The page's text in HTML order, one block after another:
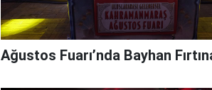
Ağustos Fuarı’nda Bayhan